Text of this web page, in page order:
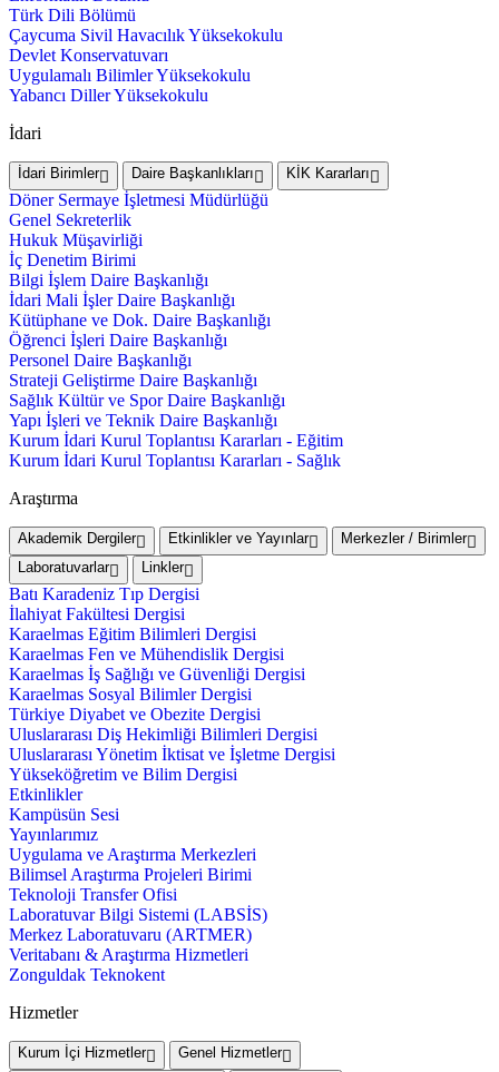
Türk Dili Bölümü
Çaycuma Sivil Havacılık Yüksekokulu
Devlet Konservatuvarı
Uygulamalı Bilimler Yüksekokulu
Yabancı Diller Yüksekokulu
İdari
İdari Birimler Daire Başkanlıkları KİK Kararları
Döner Sermaye İşletmesi Müdürlüğü
Genel Sekreterlik
Hukuk Müşavirliği
İç Denetim Birimi
Bilgi İşlem Daire Başkanlığı
İdari Mali İşler Daire Başkanlığı
Kütüphane ve Dok. Daire Başkanlığı
Öğrenci İşleri Daire Başkanlığı
Personel Daire Başkanlığı
Strateji Geliştirme Daire Başkanlığı
Sağlık Kültür ve Spor Daire Başkanlığı
Yapı İşleri ve Teknik Daire Başkanlığı
Kurum İdari Kurul Toplantısı Kararları - Eğitim
Kurum İdari Kurul Toplantısı Kararları - Sağlık
Araştırma
Akademik Dergiler Etkinlikler ve Yayınlar
Merkezler / Birimler
Laboratuvarlar
Linkler
Batı Karadeniz Tıp Dergisi
İlahiyat Fakültesi Dergisi
Karaelmas Eğitim Bilimleri Dergisi
Karaelmas Fen ve Mühendislik Dergisi
Karaelmas İş Sağlığı ve Güvenliği Dergisi
Karaelmas Sosyal Bilimler Dergisi
Türkiye Diyabet ve Obezite Dergisi
Uluslararası Diş Hekimliği Bilimleri Dergisi
Uluslararası Yönetim İktisat ve İşletme Dergisi
Yükseköğretim ve Bilim Dergisi
Etkinlikler
Kampüsün Sesi
Yayınlarımız
Uygulama ve Araştırma Merkezleri
Bilimsel Araştırma Projeleri Birimi
Teknoloji Transfer Ofisi
Laboratuvar Bilgi Sistemi (LABSİS)
Merkez Laboratuvaru (ARTMER)
Veritabanı & Araştırma Hizmetleri
Zonguldak Teknokent
Hizmetler
Kurum İçi Hizmetler
Genel Hizmetler